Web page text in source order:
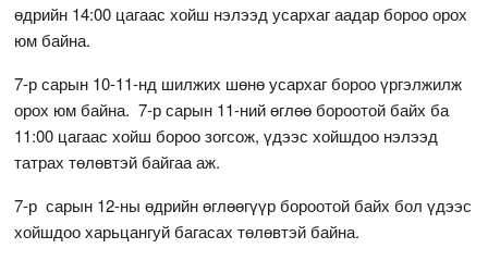
өдрийн 14:00 цагаас хойш нэлээд усархаг аадар бороо орох
юм байна.
7-р сарын 10-11-нд шилжих шөнө усархаг бороо үргэлжилж
орох юм байна. 7-р сарын 11-ний өглөө бороотой байх ба
11:00 цагаас хойш бороо зогсож, үдээс хойшдоо нэлээд
татрах төлөвтэй байгаа аж.
7-р сарын 12-ны өдрийн өглөөгүүр бороотой байх бол үдээс
хойшдоо харьцангуй багасах төлөвтэй байна.